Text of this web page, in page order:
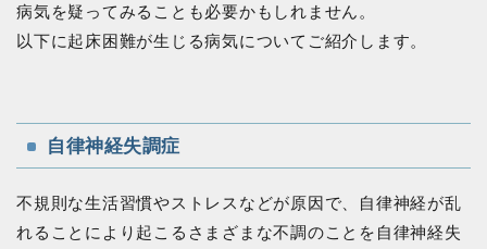
病気を疑ってみることも必要かもしれません。
以下に起床困難が生じる病気についてご紹介します。
自律神経失調症
不規則な生活習慣やストレスなどが原因で、自律神経が乱
れることにより起こるさまざまな不調のことを自律神経失